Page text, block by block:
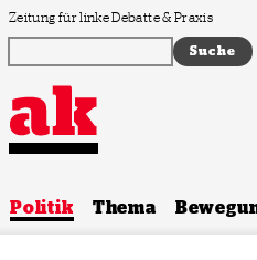
Zum Inhalt springen
Zeitung für linke Debatte & Praxis
Politik Thema